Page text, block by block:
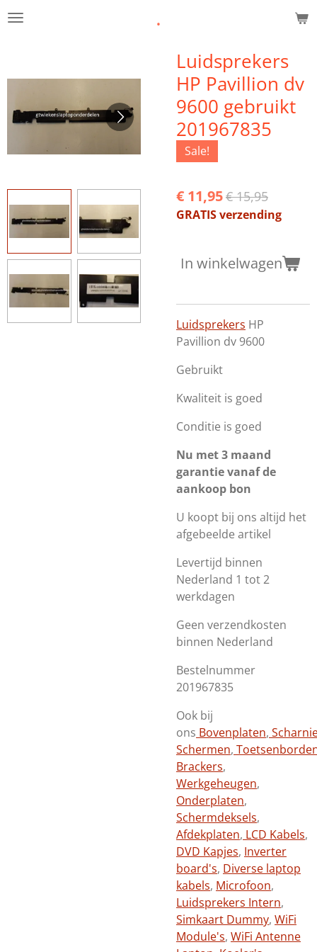
Ga
hoofdinhoud
.
Luidsprekers
HP Pavillion dv
9600 gebruikt
201967835
Sale!
€ 11,95€ 15,95
GRATIS verzending
In winkelwagen
Luidsprekers HP
Pavillion dv 9600
Gebruikt
Kwaliteit is goed
Conditie is goed
Nu met 3 maand
garantie vanaf de
aankoop bon
U koopt bij ons altijd het
afgebeelde artikel
Levertijd binnen
Nederland 1 tot 2
werkdagen
Geen verzendkosten
binnen Nederland
Bestelnummer
201967835
Ook bij
ons Bovenplaten,
Schermen,
Brackers,
Werkgeheugen,
Onderplaten,
Schermdeksels,
Afdekplaten, LCD Kabels,
DVD Kapjes, Inverter
board's, Diverse laptop
kabels, Microfoon,
Luidsprekers Intern,
Simkaart Dummy, WiFi
Module's, WiFi Antenne